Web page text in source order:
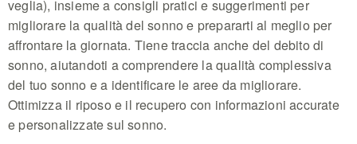
veglia), insieme a consigli pratici e suggerimenti per
migliorare la qualità del sonno e prepararti al meglio per
affrontare la giornata. Tiene traccia anche del debito di
sonno, aiutandoti a comprendere la qualità complessiva
del tuo sonno e a identificare le aree da migliorare.
Ottimizza il riposo e il recupero con informazioni accurate
e personalizzate sul sonno.